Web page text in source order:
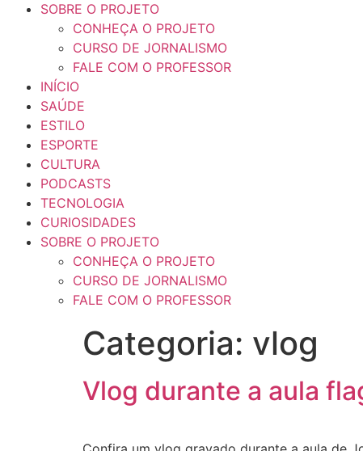
SOBRE O PROJETO
CONHEÇA O PROJETO
CURSO DE JORNALISMO
FALE COM O PROFESSOR
INÍCIO
SAÚDE
ESTILO
ESPORTE
CULTURA
PODCASTS
TECNOLOGIA
CURIOSIDADES
SOBRE O PROJETO
CONHEÇA O PROJETO
CURSO DE JORNALISMO
FALE COM O PROFESSOR
Categoria: vlog
Vlog durante a aula